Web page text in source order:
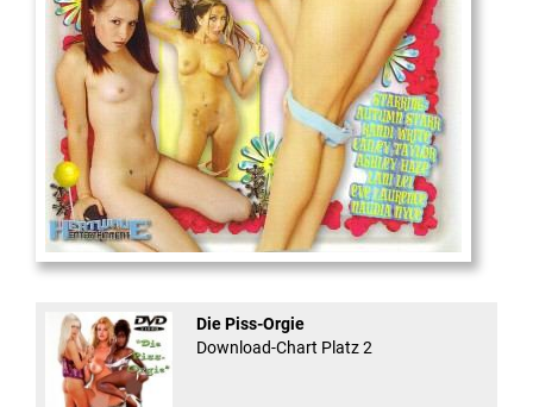
And Confused #8 - ...
Die Piss-Orgie
Download-Chart Platz 2